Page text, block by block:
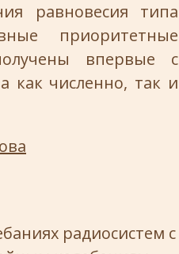
равновесия типа
приоритетные
впервые с
как численно, так и
радиосистем с